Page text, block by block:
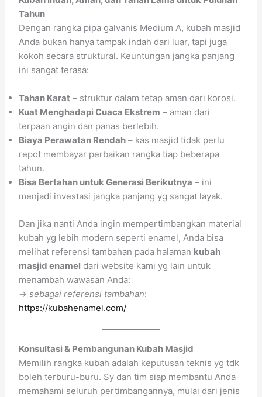
Tahun
Dengan rangka pipa galvanis Medium A, kubah masjid
Anda bukan hanya tampak indah dari luar, tapi juga
kokoh secara struktural. Keuntungan jangka panjang
ini sangat terasa:
Tahan Karat – struktur dalam tetap aman dari korosi.
Kuat Menghadapi Cuaca Ekstrem – aman dari
terpaan angin dan panas berlebih.
Biaya Perawatan Rendah – kas masjid tidak perlu
repot membayar perbaikan rangka tiap beberapa
tahun.
Bisa Bertahan untuk Generasi Berikutnya – ini
menjadi investasi jangka panjang yg sangat layak.
Dan jika nanti Anda ingin mempertimbangkan material
kubah yg lebih modern seperti enamel, Anda bisa
melihat referensi tambahan pada halaman kubah
masjid enamel dari website kami yg lain untuk
menambah wawasan Anda:
→sebagai referensi tambahan:
https://kubahenamel.com/
Konsultasi & Pembangunan Kubah Masjid
Memilih rangka kubah adalah keputusan teknis yg tdk
boleh terburu-buru. Sy dan tim siap membantu Anda
memahami seluruh pertimbangannya, mulai dari jenis